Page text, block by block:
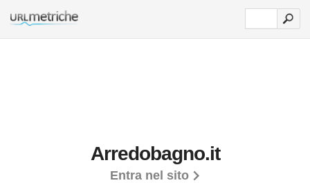
Arredobagno.it
Entra nel sito